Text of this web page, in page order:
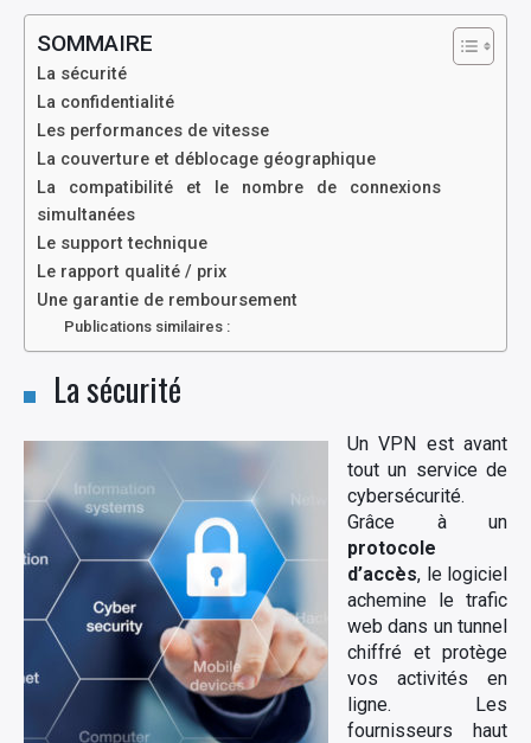
SOMMAIRE
La sécurité
La confidentialité
Les performances de vitesse
La couverture et déblocage géographique
La compatibilité et le nombre de connexions
simultanées
Le support technique
Le rapport qualité / prix
Une garantie de remboursement
Publications similaires :
La sécurité
Un VPN est avant
tout un service de
cybersécurité.
Grâce à un
protocole
d’accès, le logiciel
achemine le trafic
web dans un tunnel
chiffré et protège
vos activités en
ligne. Les
fournisseurs haut